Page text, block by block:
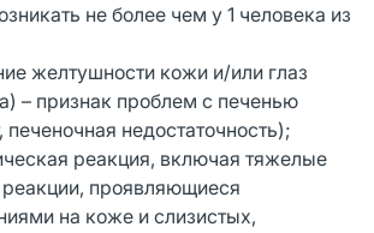
не более чем у 1 человека из
желтушности кожи и/или глаз
– признак проблем с печенью
печеночная недостаточность);
реакция, включая тяжелые
проявляющиеся
на коже и слизистых,